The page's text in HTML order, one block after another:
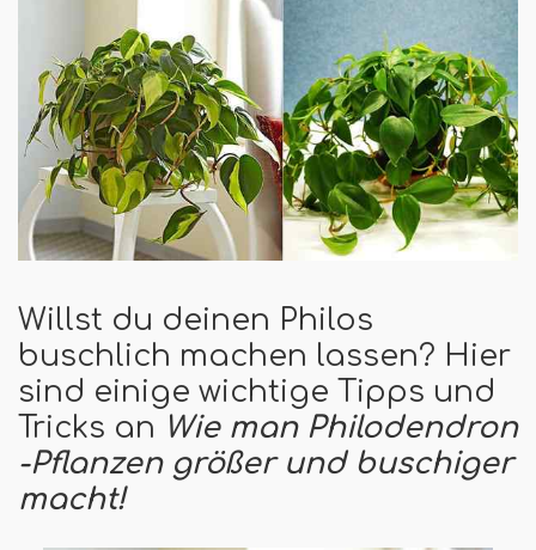
Willst du deinen Philos
buschlich machen lassen? Hier
sind einige wichtige Tipps und
Tricks an Wie man Philodendron
-Pflanzen größer und buschiger
macht!